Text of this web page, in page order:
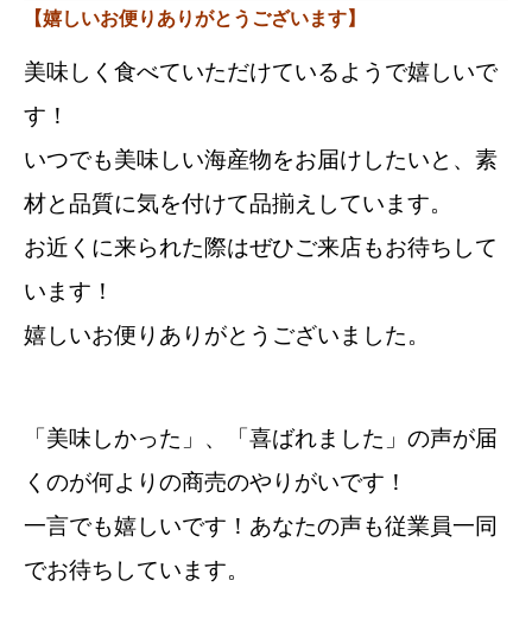
【嬉しいお便りありがとうございます】
美味しく食べていただけているようで嬉しいで
す！
いつでも美味しい海産物をお届けしたいと、素
材と品質に気を付けて品揃えしています。
お近くに来られた際はぜひご来店もお待ちして
います！
嬉しいお便りありがとうございました。
「美味しかった」、「喜ばれました」の声が届
くのが何よりの商売のやりがいです！
一言でも嬉しいです！あなたの声も従業員一同
でお待ちしています。